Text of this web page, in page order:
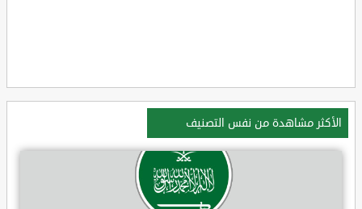
الأكثر مشاهدة من نفس التصنيف